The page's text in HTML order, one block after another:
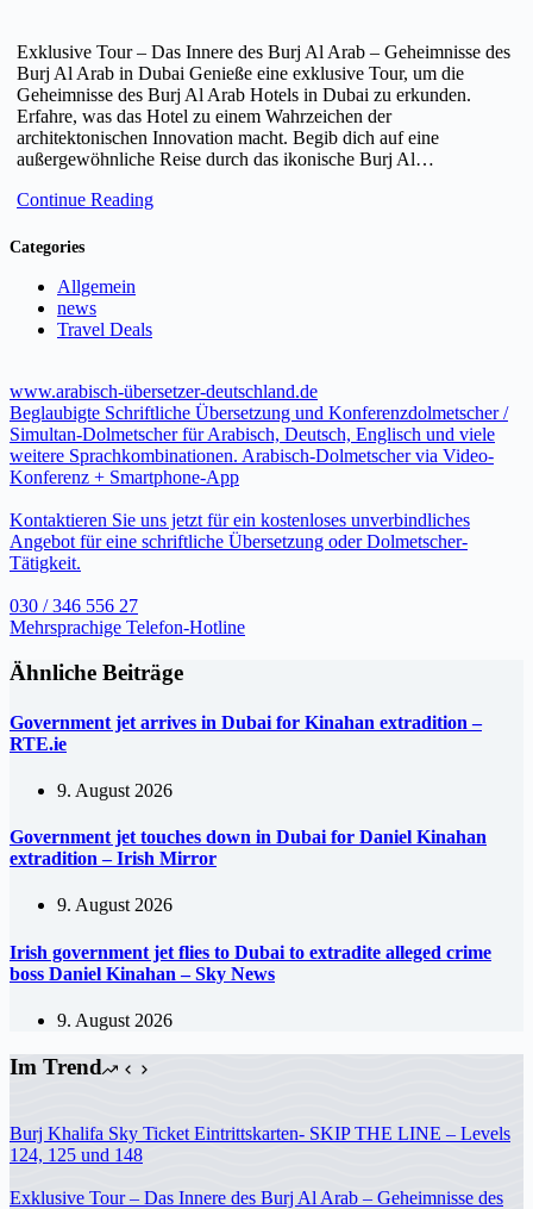
Exklusive Tour – Das Innere des Burj Al Arab – Geheimnisse des
Burj Al Arab in Dubai Genieße eine exklusive Tour, um die
Geheimnisse des Burj Al Arab Hotels in Dubai zu erkunden.
Erfahre, was das Hotel zu einem Wahrzeichen der
architektonischen Innovation macht. Begib dich auf eine
außergewöhnliche Reise durch das ikonische Burj Al…
Continue Reading
Categories
Allgemein
news
Travel Deals
www.arabisch-übersetzer-deutschland.de
Beglaubigte Schriftliche Übersetzung und Konferenzdolmetscher /
Simultan-Dolmetscher für Arabisch, Deutsch, Englisch und viele
weitere Sprachkombinationen. Arabisch-Dolmetscher via Video-
Konferenz + Smartphone-App
Kontaktieren Sie uns jetzt für ein kostenloses unverbindliches
Angebot für eine schriftliche Übersetzung oder Dolmetscher-
Tätigkeit.
030 / 346 556 27
Mehrsprachige Telefon-Hotline
Ähnliche Beiträge
Government jet arrives in Dubai for Kinahan extradition –
RTE.ie
9. August 2026
Government jet touches down in Dubai for Daniel Kinahan
extradition – Irish Mirror
9. August 2026
Irish government jet flies to Dubai to extradite alleged crime
boss Daniel Kinahan – Sky News
9. August 2026
Im Trend
Burj Khalifa Sky Ticket Eintrittskarten- SKIP THE LINE – Levels
124, 125 und 148
Exklusive Tour – Das Innere des Burj Al Arab – Geheimnisse des